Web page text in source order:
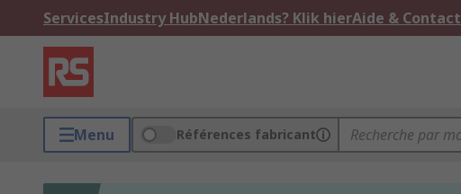
ServicesIndustry HubNederlands? Klik hierAide & Contact
Menu Références fabricant